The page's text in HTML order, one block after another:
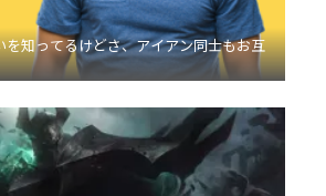
を知ってるけどさ、アイアン同士もお互